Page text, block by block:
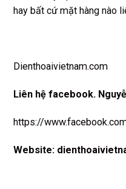
hay bất cứ mặt hàng nào
Dienthoaivietnam.com
Liên hệ facebook.
https://
Website: